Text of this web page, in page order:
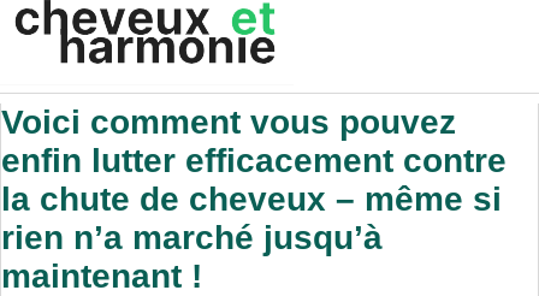
Voici comment vous pouvez
enfin lutter efficacement contre
la chute de cheveux – même si
rien n’a marché jusqu’à
maintenant !